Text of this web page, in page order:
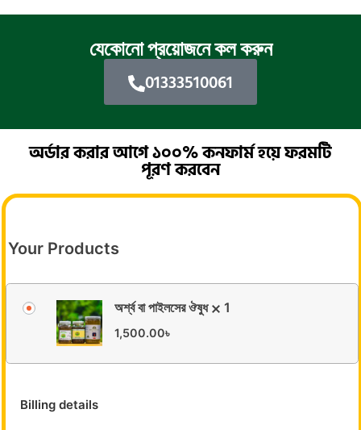
যেকোনো প্রয়োজনে কল করুন
01333510061
অর্ডার করার আগে ১০০% কনফার্ম হয়ে ফরমটি
পূরণ করবেন
Your Products
অর্শ্ব বা পাইলসের ঔষুধ 1
1,500.00৳
Billing details